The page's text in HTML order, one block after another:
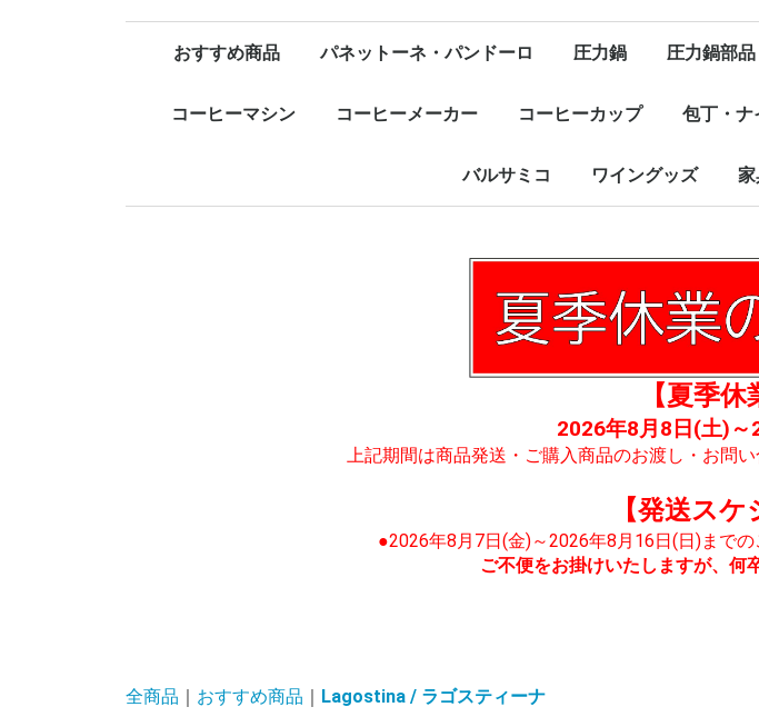
おすすめ商品
新規取扱商品
特売品コーナー
ワイン 赤
白
ロゼ
発泡・微発泡
オリーブオイル ノストラーレ
バルサミコ 食品全般(トマト・パスタ等) トマト・パスタソース
パスタ
調味料
FRAGASSIのトマト
ソフトドリンク
ハム・チーズ ハム・サラミ・パンチェッタ・スモークサーモン
チーズ
パスタ ドンペッペ（DON PEPPE）
デルヴェルデ（DELVERDE）
トマト・パスタソース
調味料
コーヒー豆・粉 タルトゥーフィ ジミー/Tartufi Jimmy
圧力鍋
お鍋類
フライパン類
キッチン用品
包丁・ナイフ・まな板
クッキングスケール
南部鉄器
iwaki / イワキ Cuitisan / クイッティサン
Aladdin / アラジン
HARIO / ハリオ フィルターインボトル 300ml
750ml
ALESSI / アレッシィ
Cutipol /クチポール
Zip Top / ジップトップ月兎印 / TSUKI-USAGI BRAND
野田琺瑯 ケトル・ポット
スクウェア
レクタングル浅型
レクタングル深型
持ち手付きストッカー
バターケース
ボール
バット
ロカポ
ぬか漬け美人
柳宗理
OIGEN / オイゲン
KIHARA / キハラ
OXO オクソー
leye / レイエ epicurean / エピキュリアン
Microplane / マイクロプレイン
Lagostina / ラゴスティーナ ニューサルヴァスパツィオ
Legnoart / レーニョアート
Joseph Joseph / ジョセフジョセフ
パスタマシン
ワイングッズ
コーヒーカップ・グラス
家具
ペット用品
1 食品全般・食材・パスタソース
コーヒー豆
キッチン用品
ワイン・オリーブオイル
パネットーネ・パンドーロ 圧力鍋 圧力鍋部品
コーヒーマシン コーヒーメーカー コーヒーカップ 包丁・ナ
バルサミコ ワイングッズ
【夏季休
2026年8月8日(土)
上記期間は商品発送・ご購入商品のお渡し・お問
【発送スケ
●2026年8月7日(金)～2026年8月16日(日)まで
ご不便をお掛けいたしますが、何
全商品 おすすめ商品 Lagostina / ラゴスティーナ